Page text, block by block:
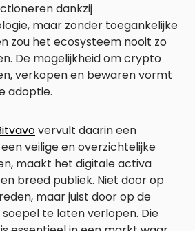
dankzij
maar zonder toegankelijke
zou het ecosysteem nooit zo
De mogelijkheid om crypto
verkopen en bewaren vormt
adoptie.
vervult daarin een
veilige en overzichtelijke
maakt het digitale activa
breed publiek. Niet door op
maar juist door op de
te laten verlopen. Die